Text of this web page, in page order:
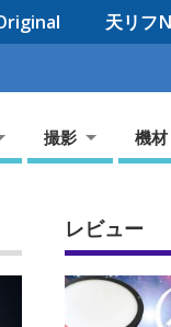
天リフ
撮影 機材
レビュー